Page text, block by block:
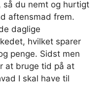
så du nemt og hurtigt
aftensmad frem.
daglige
hvilket sparer
penge. Sidst men
at bruge tid på at
I skal have til